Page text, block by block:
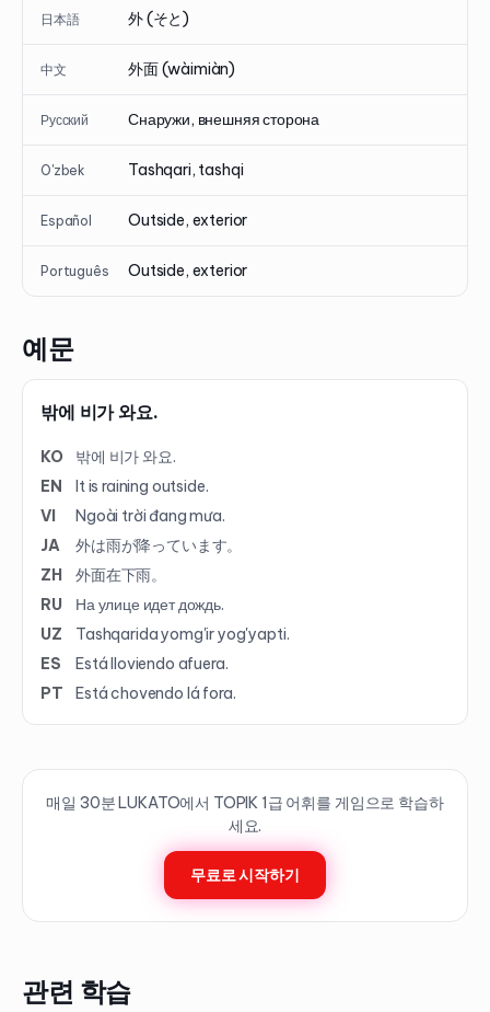
日本語 外 (そと)
中文 外面 (wàimiàn)
Русский Снаружи, внешняя сторона
O'zbek Tashqari, tashqi
Español Outside, exterior
Português Outside, exterior
예문
밖에 비가 와요.
KO
밖에 비가 와요.
EN
It is raining outside.
VI
Ngoài trời đang mưa.
JA
外は雨が降っています。
ZH
外面在下雨。
RU
На улице идет дождь.
UZ
Tashqarida yomg'ir yog'yapti.
ES
Está lloviendo afuera.
PT
Está chovendo lá fora.
매일 30분 LUKATO에서 TOPIK 1급 어휘를 게임으로 학습하
세요.
무료로 시작하기
관련 학습